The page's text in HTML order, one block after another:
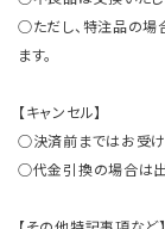
○ただし、特注品の場
ます。
【キャンセル】
○決済前まではお受け
○代金引換の場合は出